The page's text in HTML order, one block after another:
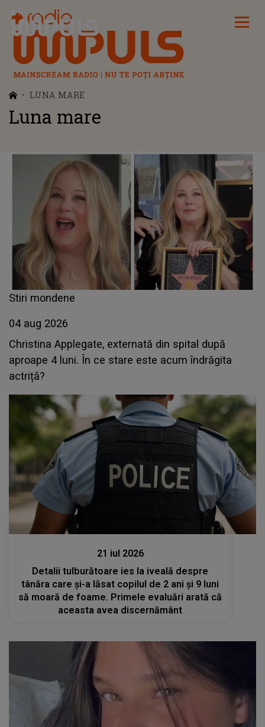
Radio Impuls
LUNA MARE
Luna mare
Stiri mondene
04 aug 2026
Christina Applegate, externată din spital după
aproape 4 luni. În ce stare este acum îndrăgita
actriță?
21 iul 2026
Detalii tulburătoare ies la iveală despre
tânăra care și-a lăsat copilul de 2 ani și 9 luni
să moară de foame. Primele evaluări arată că
aceasta avea discernământ